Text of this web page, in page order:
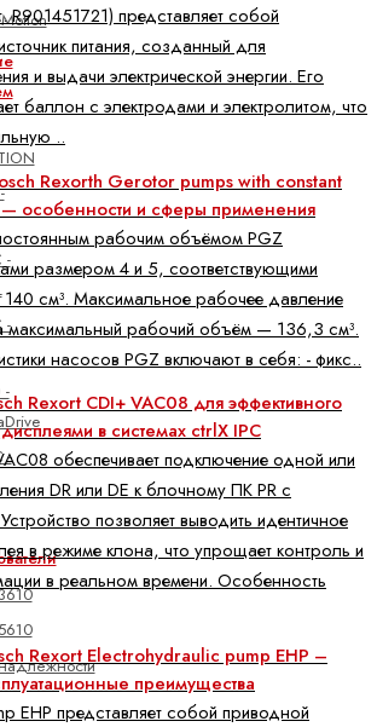
-
-
-
-
R901451721) представляет собой
питания, созданный для
и выдачи электрической энергии. Его
баллон с электродами и электролитом, что
..
Rexorth Gerotor pumps with constant
особенности и сферы применения
рабочим объёмом PGZ
размером 4 и 5, соответствующими
см³. Максимальное рабочее давление
максимальный рабочий объём — 136,3 см³.
насосов PGZ включают в себя: - фикс..
Rexort CDI+ VAC08 для эффективного
в системах ctrlX IPC
обеспечивает подключение одной или
DR или DE к блочному ПК PR с
позволяет выводить идентичное
в режиме клона, что упрощает контроль и
в реальном времени. Особенность
Rexort Electrohydraulic pump EHP –
преимущества
EHP представляет собой приводной